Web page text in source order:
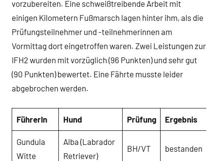
vorzubereiten. Eine schweißtreibende Arbeit mit
einigen Kilometern Fußmarsch lagen hinter ihm, als die
Prüfungsteilnehmer und -teilnehmerinnen am
Vormittag dort eingetroffen waren. Zwei Leistungen zur
IFH2 wurden mit vorzüglich (96 Punkten) und sehr gut
(90 Punkten) bewertet. Eine Fährte musste leider
abgebrochen werden.
FührerIn Hund Prüfung Ergebnis
Gundula
Witte
Alba (Labrador
Retriever)
BH/VT bestanden